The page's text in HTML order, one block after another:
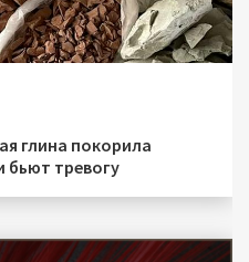
глина покорила
бьют тревогу